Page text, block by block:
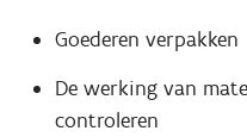
Goederen verpakken
De werking van
controleren